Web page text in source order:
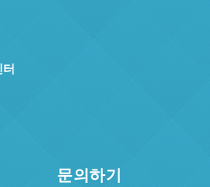
문의하기